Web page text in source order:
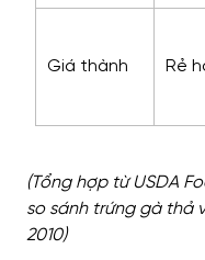
Giá thành Rẻ
(Tổng hợp từ USDA
so sánh trứng gà thả
2010)